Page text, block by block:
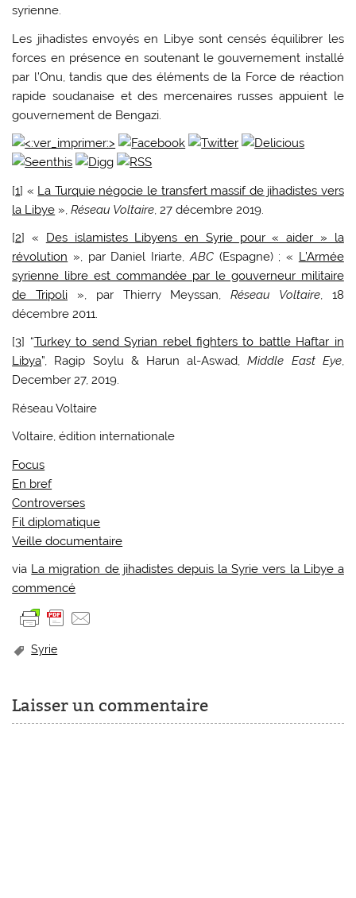
syrienne.
Les jihadistes envoyés en Libye sont censés équilibrer les
forces en présence en soutenant le gouvernement installé
par l’Onu, tandis que des éléments de la Force de réaction
rapide soudanaise et des mercenaires russes appuient le
gouvernement de Bengazi.
[1] « La Turquie négocie le transfert massif de jihadistes vers
la Libye »,Réseau Voltaire, 27 décembre 2019.
[2] « Des islamistes Libyens en Syrie pour « aider » la
révolution », par Daniel Iriarte,ABC(Espagne) ; « L’Armée
syrienne libre est commandée par le gouverneur militaire
de Tripoli », par Thierry Meyssan,Réseau Voltaire, 18
décembre 2011.
[3] “Turkey to send Syrian rebel fighters to battle Haftar in
Libya”, Ragip Soylu & Harun al-Aswad,Middle East Eye,
December 27, 2019.
Réseau Voltaire
Voltaire, édition internationale
Focus
En bref
Controverses
Fil diplomatique
Veille documentaire
via La migration de jihadistes depuis la Syrie vers la Libye a
commencé
Syrie
Laisser un commentaire